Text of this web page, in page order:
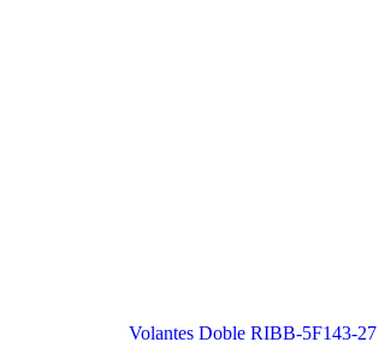
Volantes Doble RIBB-5F143-27